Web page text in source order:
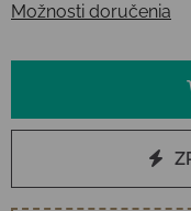
Možnosti doručenia